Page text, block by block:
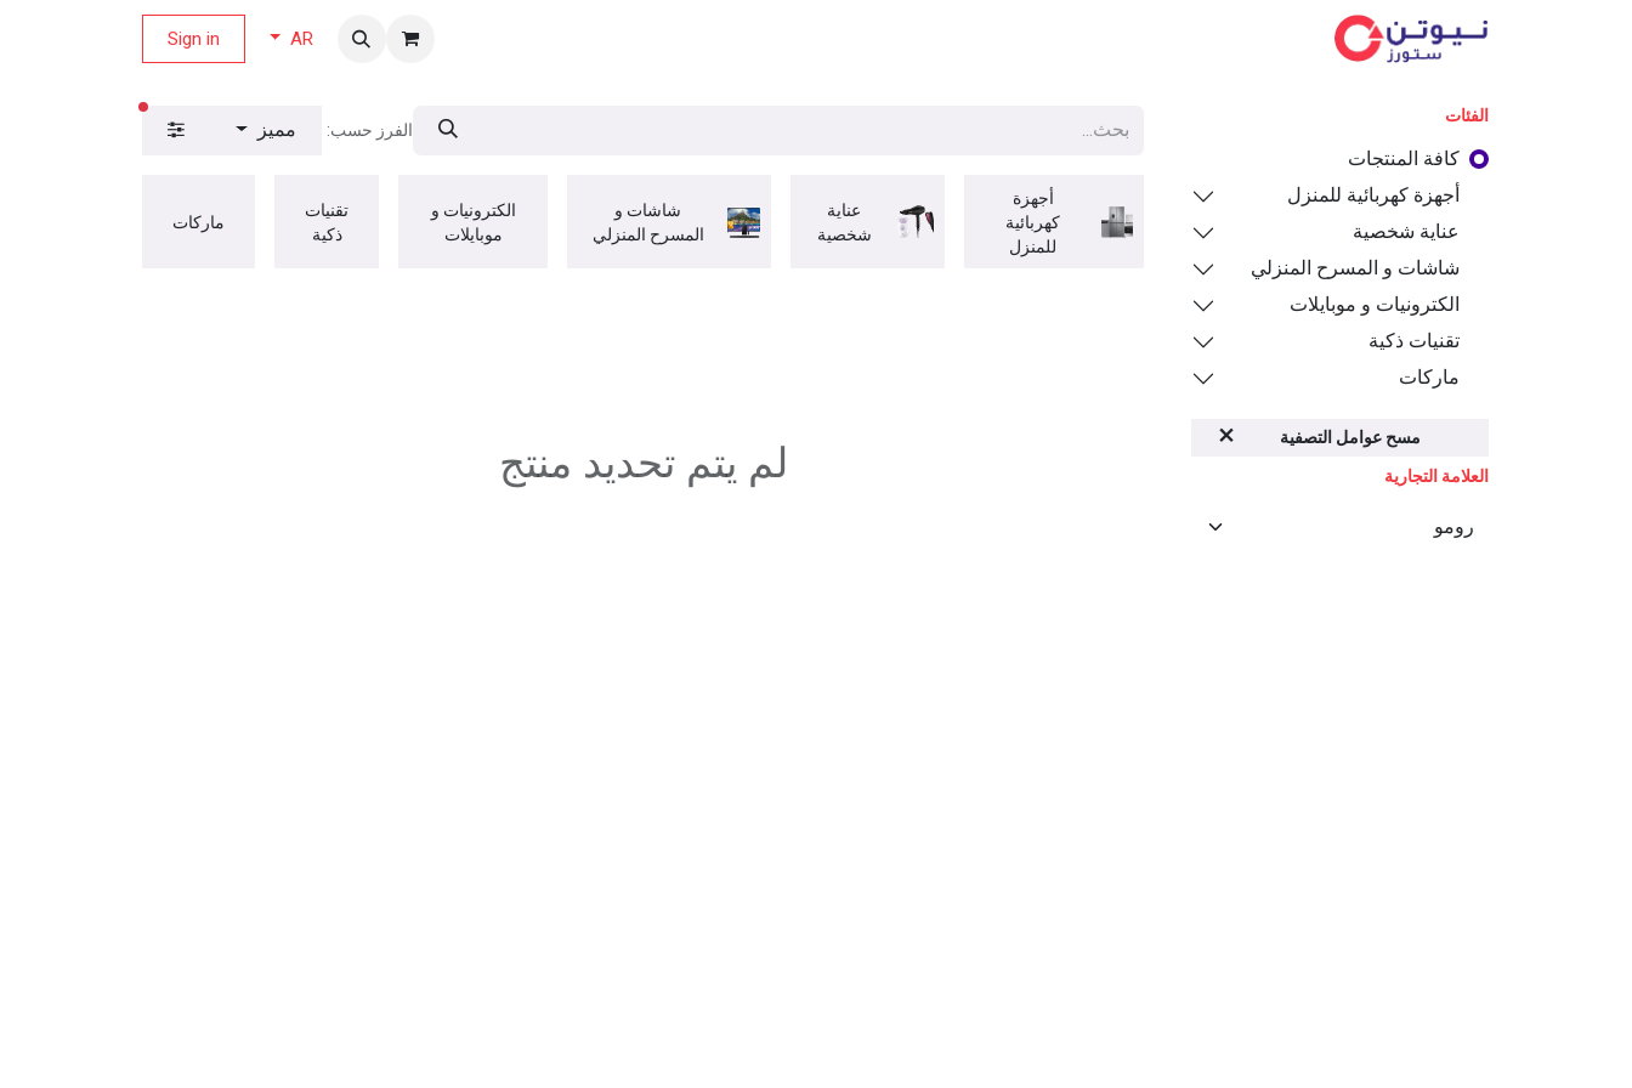
AR
Sign in
الفئات
كافة المنتجات
أجهزة كهربائية للمنزل
عناية شخصية
شاشات و المسرح المنزلي
الكترونيات و موبايلات
تقنيات ذكية
ماركات
مسح عوامل التصفية
العلامة التجارية
الفرز حسب: مميز عوامل التصفية
أجهزة
كهربائية
للمنزل
عناية
شخصية
شاشات و
المسرح المنزلي
الكترونيات و
موبايلات
تقنيات
ذكية
ماركات
لم يتم تحديد منتج